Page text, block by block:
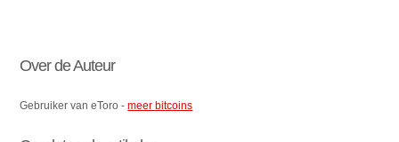
Over de Auteur
Gebruiker van eToro -meer bitcoins